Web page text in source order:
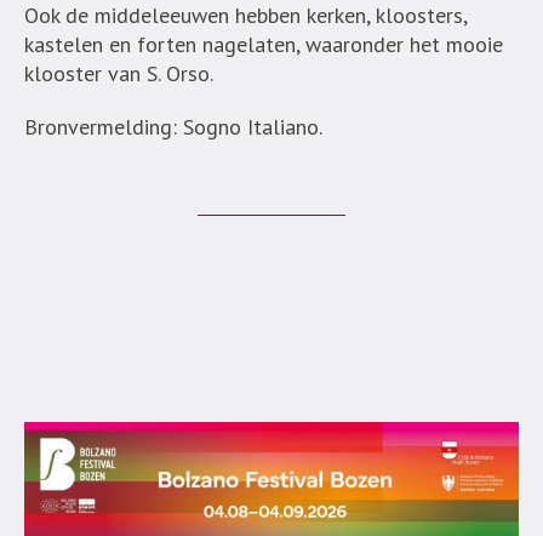
Ook de middeleeuwen hebben kerken, kloosters,
kastelen en forten nagelaten, waaronder het mooie
klooster van S. Orso.
Bronvermelding: Sogno Italiano.